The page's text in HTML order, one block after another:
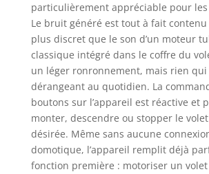
particulièrement appréciable pour
Le bruit généré est tout à fait
plus discret que le son d’un moteur
classique intégré dans le coffre du
un léger ronronnement, mais rien qui
dérangeant au quotidien. La
boutons sur l’appareil est réactive et
monter, descendre ou stopper le
désirée. Même sans aucune
domotique, l’appareil remplit déjà
fonction première : motoriser un volet